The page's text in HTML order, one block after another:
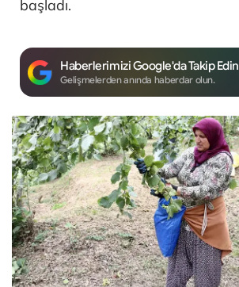
başladı.
Haberlerimizi Google'da Takip Edin
Gelişmelerden anında haberdar olun.